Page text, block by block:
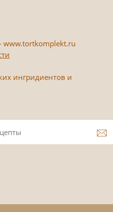
ингридиентов и